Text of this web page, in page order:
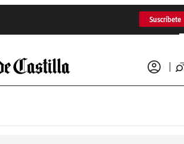
Suscríbete